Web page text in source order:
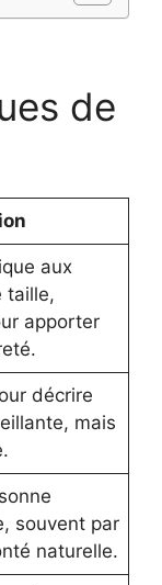
de
aux
taille,
apporter
décrire
mais
souvent par
naturelle.